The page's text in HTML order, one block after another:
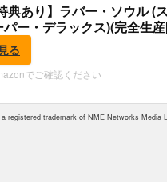
典あり】ラバー・ソウル (
パー・デラックス)(完全生
付)
る
でご確認ください
trademark of NME Networks Media